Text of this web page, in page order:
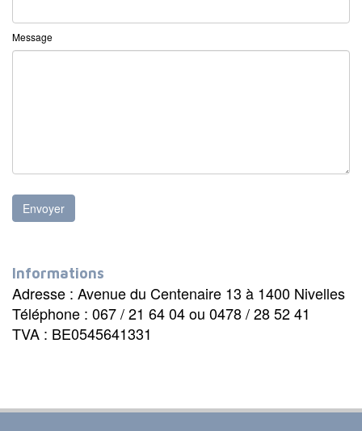
Message
Envoyer
Informations
Adresse : Avenue du Centenaire 13 à 1400 Nivelles
Téléphone : 067 / 21 64 04 ou 0478 / 28 52 41
TVA : BE0545641331